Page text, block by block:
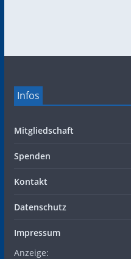
Infos
Mitgliedschaft
Spenden
Kontakt
Datenschutz
Impressum
Anzeige: